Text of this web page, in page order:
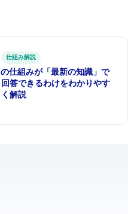
仕組み解説
RAGの仕組み — AIが「最新の知識」で
回答できるわけをわかりやす
く解説